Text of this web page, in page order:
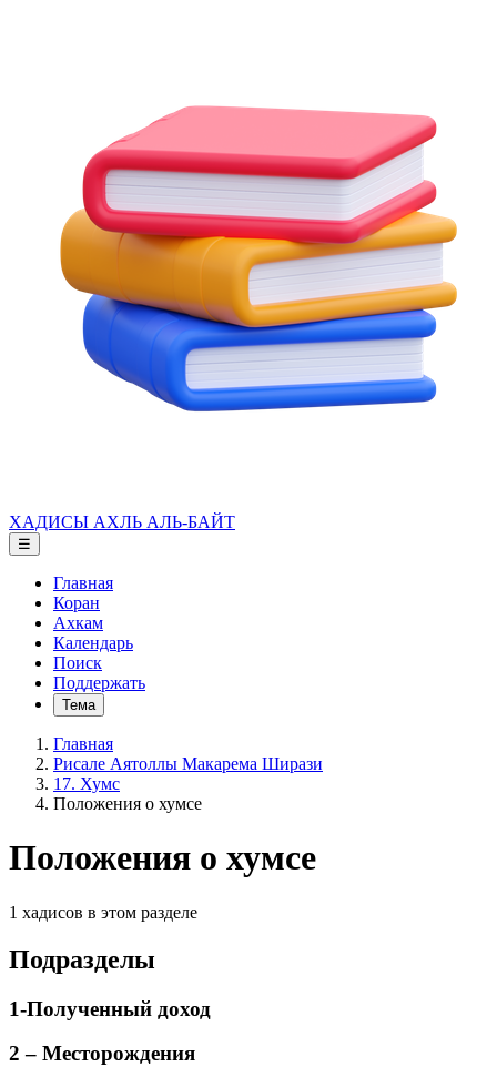
ХАДИСЫ АХЛЬ АЛЬ-БАЙТ
☰
Главная
Коран
Ахкам
Календарь
Поиск
Поддержать
Тема
Главная
Рисале Аятоллы Макарема Ширази
17. Хумс
Положения о хумсе
Положения о хумсе
1 хадисов в этом разделе
Подразделы
1-Полученный доход
2 – Месторождения